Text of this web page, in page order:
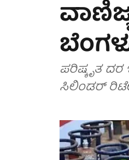
ಪರಿಷ್ಕೃತ
ಸಿಲಿಂಡರ್